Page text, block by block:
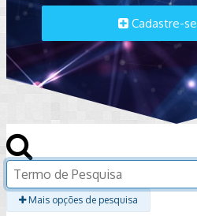
Cadastre-se
Mais opções de pesquisa